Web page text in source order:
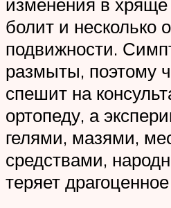
болит и несколько
подвижности.
размыты, поэтому
спешит на
ортопеду, а
гелями, мазями,
средствами,
теряет